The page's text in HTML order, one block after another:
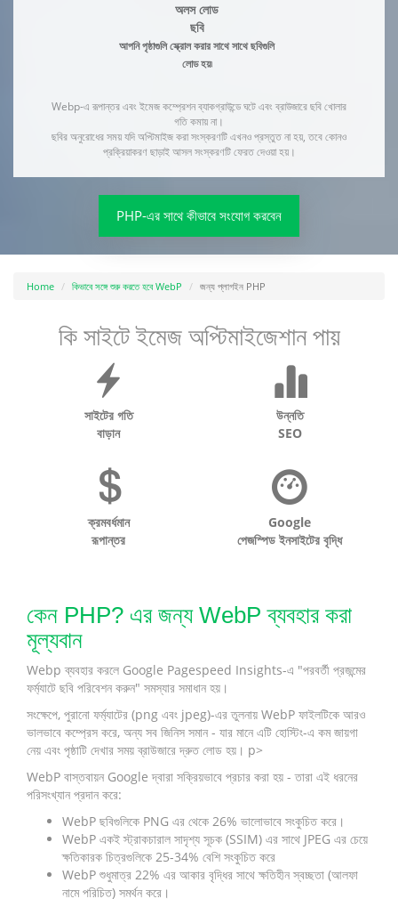
অলস লোড
ছবি
আপনি পৃষ্ঠাগুলি স্ক্রোল করার সাথে সাথে ছবিগুলি
লোড হয়৷
Webp-এ রূপান্তর এবং ইমেজ কম্প্রেশন ব্যাকগ্রাউন্ডে ঘটে এবং ব্রাউজারে ছবি খোলার
গতি কমায় না।
ছবির অনুরোধের সময় যদি অপ্টিমাইজ করা সংস্করণটি এখনও প্রস্তুত না হয়, তবে কোনও
প্রক্রিয়াকরণ ছাড়াই আসল সংস্করণটি ফেরত দেওয়া হয়।
PHP-এর সাথে কীভাবে সংযোগ করবেন
Home কিভাবে সঙ্গে শুরু করতে হবে WebP জন্য প্লাগইন PHP
কি সাইটে ইমেজ অপ্টিমাইজেশান পায়
সাইটের গতি
বাড়ান
উন্নতি
SEO
ক্রমবর্ধমান
রূপান্তর
Google
পেজস্পিড ইনসাইটের বৃদ্ধি
কেন PHP? এর জন্য WebP ব্যবহার করা
মূল্যবান
Webp ব্যবহার করলে Google Pagespeed Insights-এ "পরবর্তী প্রজন্মের
ফর্ম্যাটে ছবি পরিবেশন করুন" সমস্যার সমাধান হয়।
সংক্ষেপে, পুরানো ফর্ম্যাটের (png এবং jpeg)-এর তুলনায় WebP ফাইলটিকে আরও
ভালভাবে কম্প্রেস করে, অন্য সব জিনিস সমান - যার মানে এটি হোস্টিং-এ কম জায়গা
নেয় এবং পৃষ্ঠাটি দেখার সময় ব্রাউজারে দ্রুত লোড হয়। p>
WebP বাস্তবায়ন Google দ্বারা সক্রিয়ভাবে প্রচার করা হয় - তারা এই ধরনের
পরিসংখ্যান প্রদান করে:
WebP ছবিগুলিকে PNG এর থেকে 26% ভালোভাবে সংকুচিত করে।
WebP একই স্ট্রাকচারাল সাদৃশ্য সূচক (SSIM) এর সাথে JPEG এর চেয়ে
ক্ষতিকারক চিত্রগুলিকে 25-34% বেশি সংকুচিত করে
WebP শুধুমাত্র 22% এর আকার বৃদ্ধির সাথে ক্ষতিহীন স্বচ্ছতা (আলফা
নামে পরিচিত) সমর্থন করে।